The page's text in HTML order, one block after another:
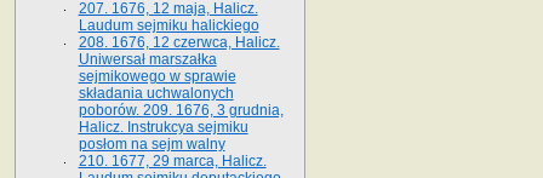
207. 1676, 12 maja, Halicz.
Laudum sejmiku halickiego
208. 1676, 12 czerwca, Halicz.
Uniwersał marszałka
sejmikowego w sprawie
składania uchwalonych
poborów. 209. 1676, 3 grudnia,
Halicz. Instrukcya sejmiku
posłom na sejm walny
210. 1677, 29 marca, Halicz.